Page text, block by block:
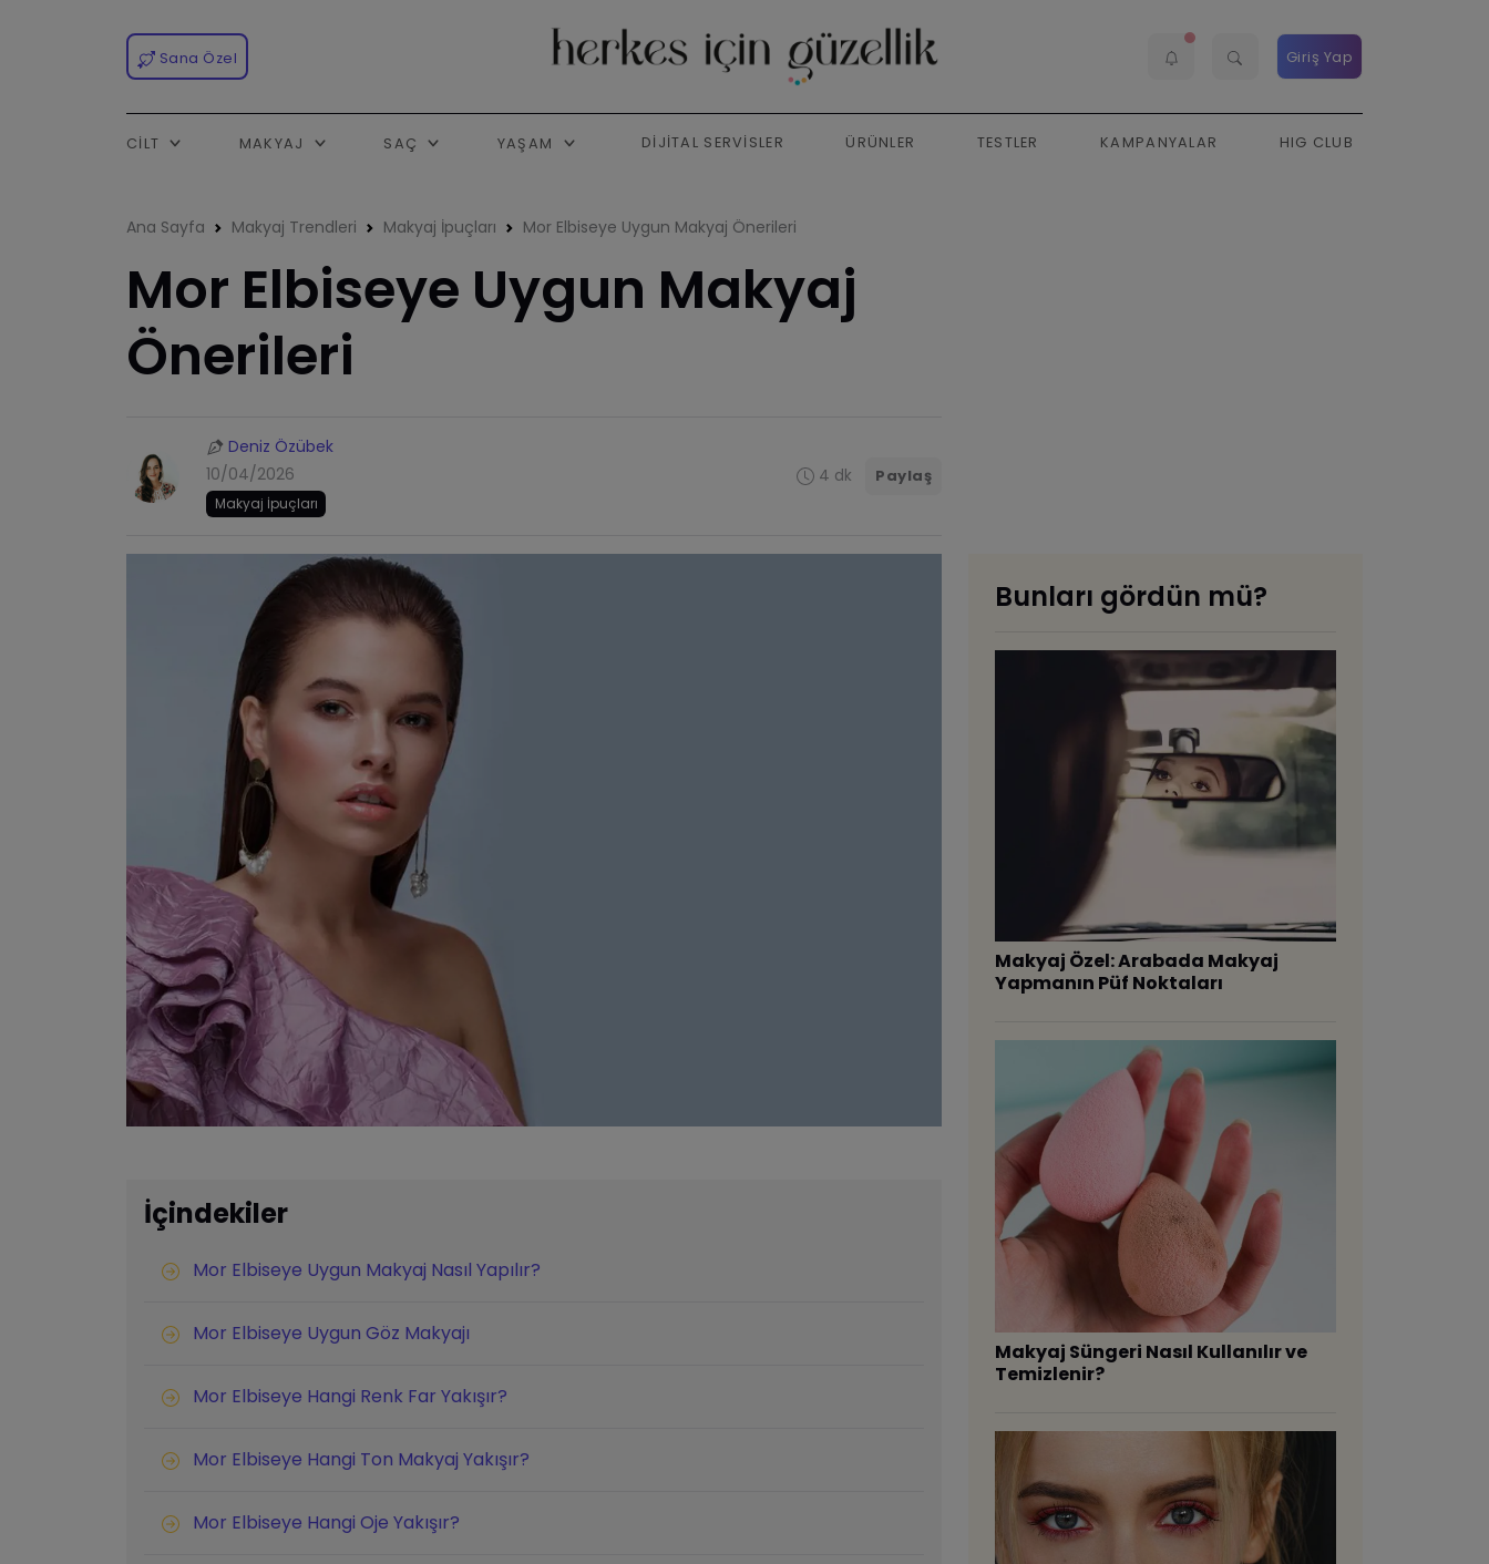
Sana Özel Giriş Yap
CILT MAKYAJ SAÇ YAŞAM DIJITAL SERVISLER ÜRÜNLER TESTLER KAMPANYALAR HIG CLUB
Ana Sayfa Makyaj Trendleri Makyaj İpuçları Mor Elbiseye Uygun Makyaj Önerileri
Mor Elbiseye Uygun Makyaj
Önerileri
Deniz Özübek
10/04/2026
Makyaj İpuçları
4 dk Paylaş
İçindekiler
Mor Elbiseye Uygun Makyaj Nasıl Yapılır?
Mor Elbiseye Uygun Göz Makyajı
Mor Elbiseye Hangi Renk Far Yakışır?
Mor Elbiseye Hangi Ton Makyaj Yakışır?
Mor Elbiseye Hangi Oje Yakışır?
Bunları gördün mü?
Makyaj Özel: Arabada Makyaj
Yapmanın Püf Noktaları
Makyaj Süngeri Nasıl Kullanılır ve
Temizlenir?